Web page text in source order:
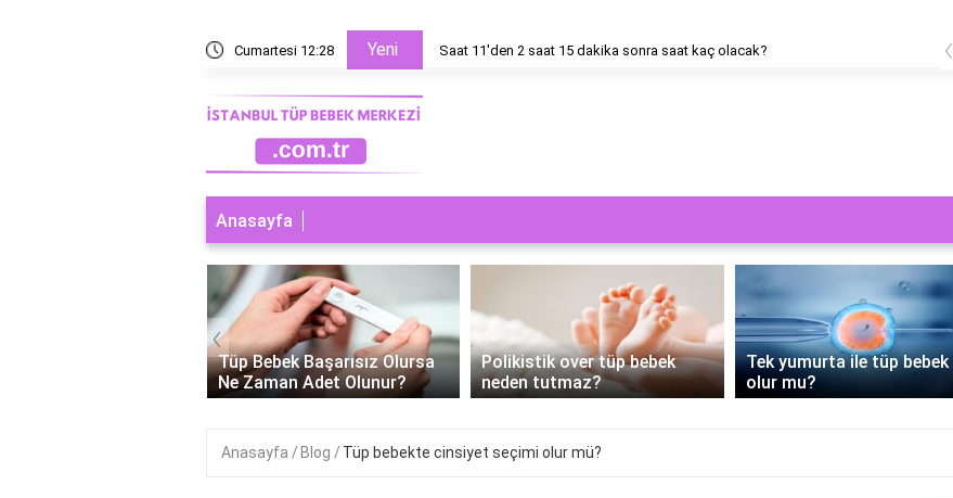
Cumartesi 12:28 Yeni
15 dakika sonra saat kaç olacak? Saat 11'den 2 saat 15 dakika sonra saat kaç olacak? ‹
Anasayfa
Polikistik over tüp bebek
neden tutmaz?
Tek yumurta ile tüp bebek
olur mu?
PRP Tedavisi Tüp Bebek
Sürecine Yenilik Getiriyor:
Nasıl Yapılır?
‹
Anasayfa Blog Tüp bebekte cinsiyet seçimi olur mü?